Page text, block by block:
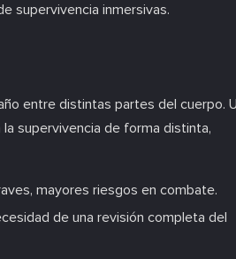
supervivencia inmersivas.
entre distintas partes del cuerpo.
supervivencia de forma distinta,
mayores riesgos en combate.
de una revisión completa del